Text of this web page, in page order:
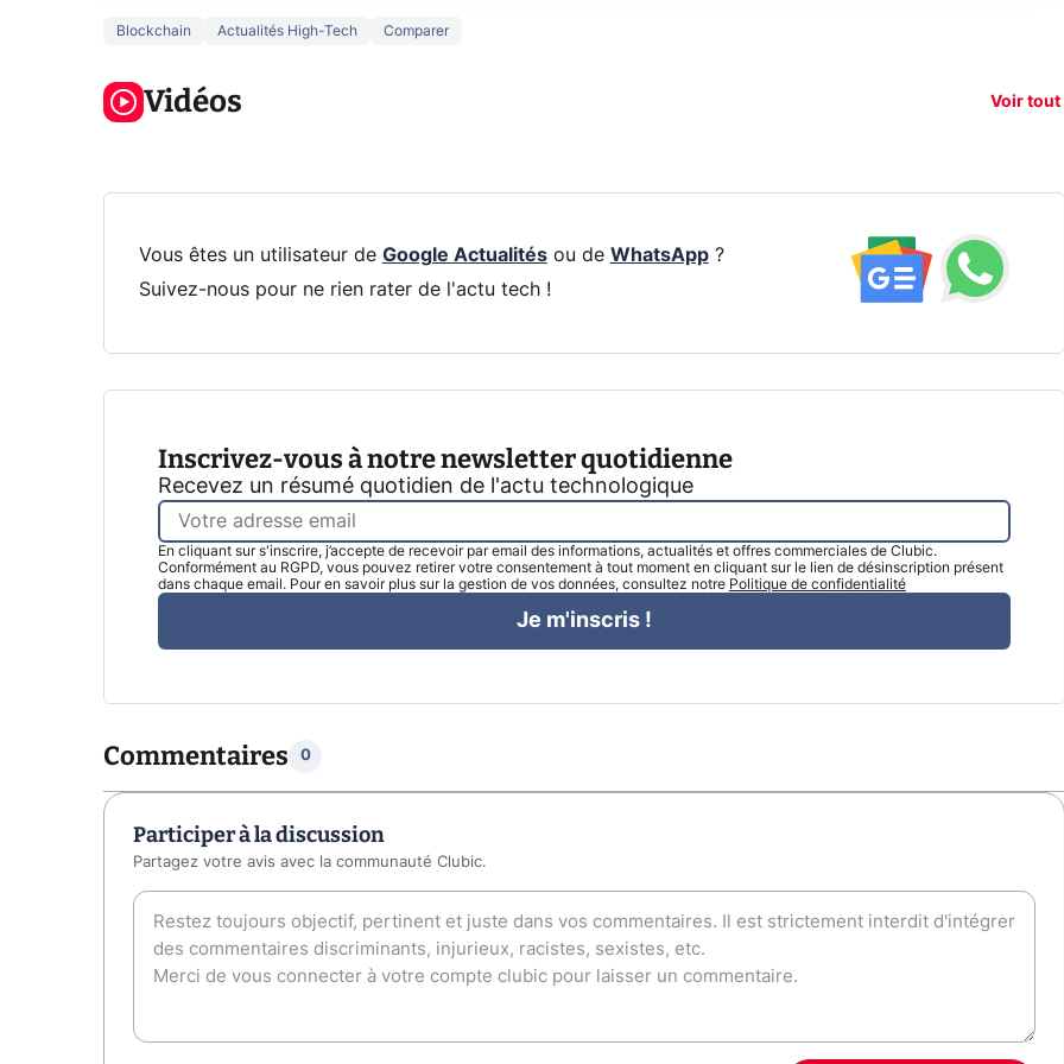
Blockchain Actualités High-Tech Comparer
Vidéos Voir tout
Voici L'AOC
CQ32G4ZA !
Vous êtes un utilisateur de Google Actualitésou de WhatsApp?
Suivez-nous pour ne rien rater de l'actu tech !
Inscrivez-vous à notre newsletter quotidienne
Recevez un résumé quotidien de l'actu technologique
En cliquant sur s'inscrire, j’accepte de recevoir par email des informations, actualités et offres commerciales de Clubic.
Conformément au RGPD, vous pouvez retirer votre consentement à tout moment en cliquant sur le lien de désinscription présent
dans chaque email. Pour en savoir plus sur la gestion de vos données, consultez notre Politique de confidentialité
Je m'inscris !
Commentaires 0
Participer à la discussion
Partagez votre avis avec la communauté Clubic.